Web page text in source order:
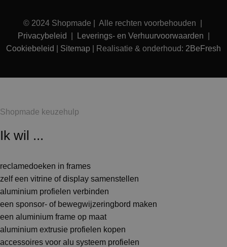
© 2024 Shopmade | Alle rechten voorbehouden |
Privacybeleid
Leverings- en Verhuurvoorwaarden
Cookiebeleid
Sitemap | Realisatie & onderhoud: 2BeFresh
Shopmade keuzehulp
Ik wil ...
reclamedoeken in frames
zelf een vitrine of display samenstellen
aluminium profielen verbinden
een sponsor- of bewegwijzeringbord maken
een aluminium frame op maat
aluminium extrusie profielen kopen
accessoires voor alu systeem profielen